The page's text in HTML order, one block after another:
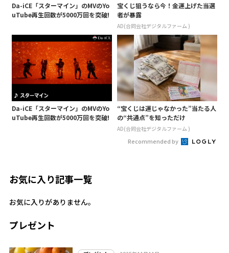
Da-iCE「スターマイン」のMVのYo
uTube再生回数が5000万回を突破!
宝くじ狙うなら今！金運上げた当選
者が暴露
AD(合同会社デジタルファーム )
Da-iCE「スターマイン」のMVのYo
uTube再生回数が5000万回を突破!
“宝くじは運じゃなかった”当たる人
の“共通点”を知っただけ
AD(合同会社デジタルファーム )
Recommended by
お気に入り記事一覧
お気に入りがありません。
プレゼント